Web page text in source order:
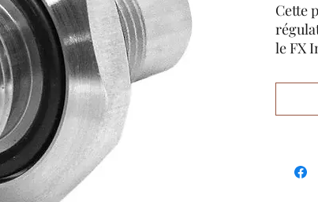
Cette
le FX